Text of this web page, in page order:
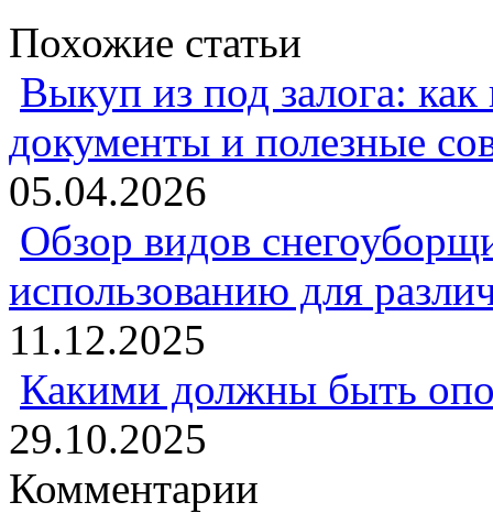
Похожие статьи
Выкуп из под залога:
документы и полезные
05.04.2026
Обзор видов
использованию для
11.12.2025
Какими должны быть
29.10.2025
Комментарии